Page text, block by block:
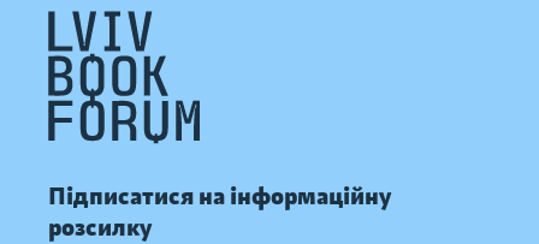
Підписатися на інформаційну
розсилку